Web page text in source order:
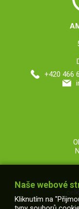
+420 466
z
Naše webové
Kliknutím na